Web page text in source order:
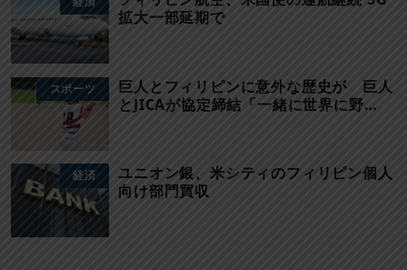
拡大一部延期で
スポーツ
巨人とフィリピンに意外な歴史が 巨人
とJICAが協定締結「一緒に世界に野…
経済
ユニオン銀、米シティのフィリピン個人
向け部門買収